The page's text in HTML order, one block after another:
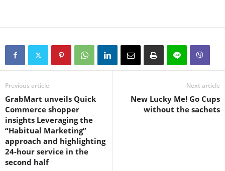
Previous article
GrabMart unveils Quick
Commerce shopper
insights Leveraging the
“Habitual Marketing”
approach and highlighting
24-hour service in the
second half
Next article
New Lucky Me! Go Cups
without the sachets